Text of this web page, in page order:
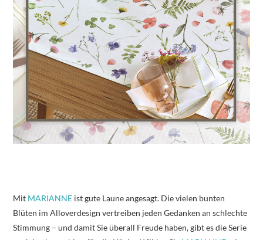
Mit MARIANNE ist gute Laune angesagt. Die vielen bunten
Blüten im Alloverdesign vertreiben jeden Gedanken an schlechte
Stimmung – und damit Sie überall Freude haben, gibt es die Serie